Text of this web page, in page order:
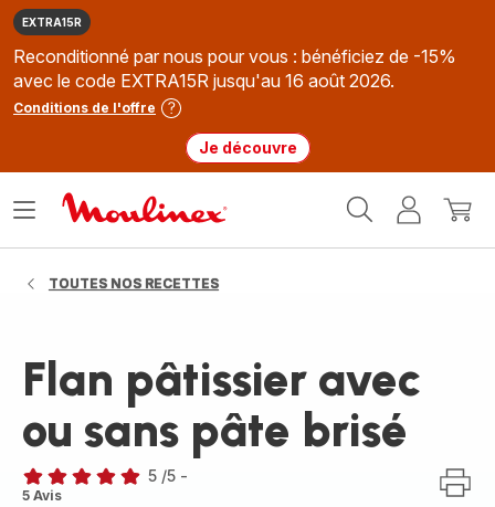
EXTRA15R
Reconditionné par nous pour vous : bénéficiez de -15%
avec le code EXTRA15R jusqu'au 16 août 2026.
Conditions de l'offre
Je découvre
MonMon
Ouvrir
TOUTES NOS RECETTES
Flan pâtissier avec
ou sans pâte brisé
Avis
5 /5 -
5 Avis